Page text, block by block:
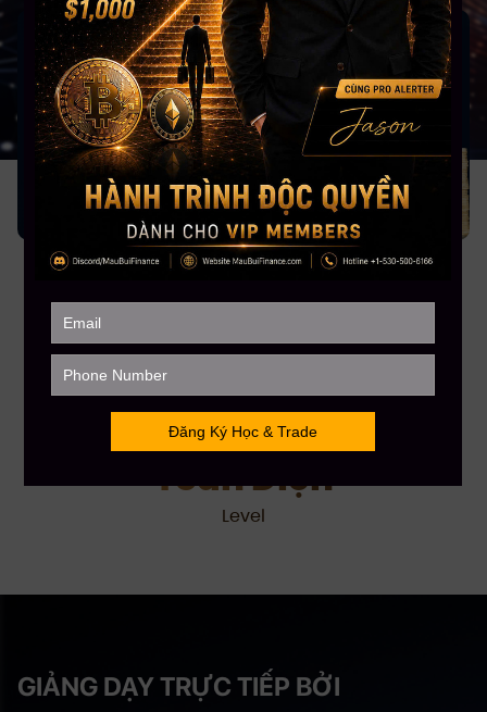
10
Buổi học Live
52
30H
Thời lượng học
Việt
Toàn Diện
Level
GIẢNG DẠY TRỰC TIẾP BỞI